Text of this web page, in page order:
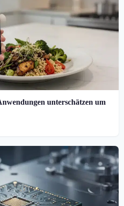
unterschätzen um